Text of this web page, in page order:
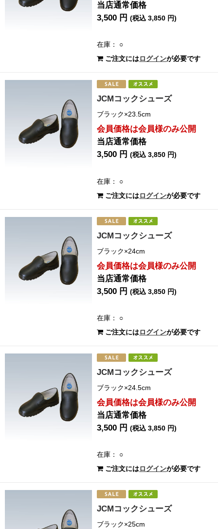
当店通常価格
3,500 円(税込 3,850 円)
在庫： ○
ご注文にはログインが必要です
JCMコックシューズ
ブラック×23.5cm
会員価格は会員様のみ公開
当店通常価格
3,500 円(税込 3,850 円)
在庫： ○
ご注文にはログインが必要です
JCMコックシューズ
ブラック×24cm
会員価格は会員様のみ公開
当店通常価格
3,500 円(税込 3,850 円)
在庫： ○
ご注文にはログインが必要です
JCMコックシューズ
ブラック×24.5cm
会員価格は会員様のみ公開
当店通常価格
3,500 円(税込 3,850 円)
在庫： ○
ご注文にはログインが必要です
JCMコックシューズ
ブラック×25cm